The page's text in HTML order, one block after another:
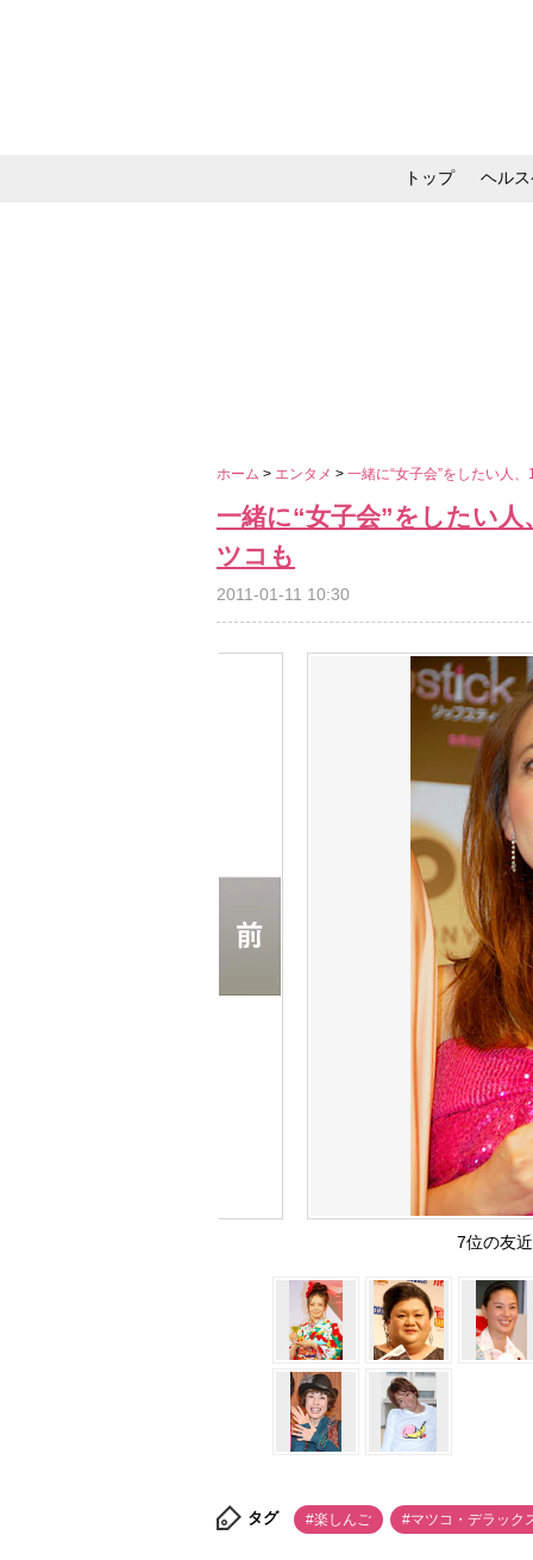
トップ ヘル
ホーム > エンタメ > 一緒に“女子会”をしたい人
一緒に“女子会”をしたい
ツコも
2011-01-11 10:30
7位の友
タグ #楽しんご #マツコ・デラック